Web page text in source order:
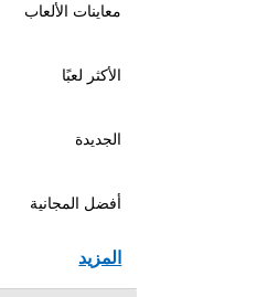
معاينات الألعاب
الأكثر لعبًا
الجديدة
أفضل المجانية
المزيد